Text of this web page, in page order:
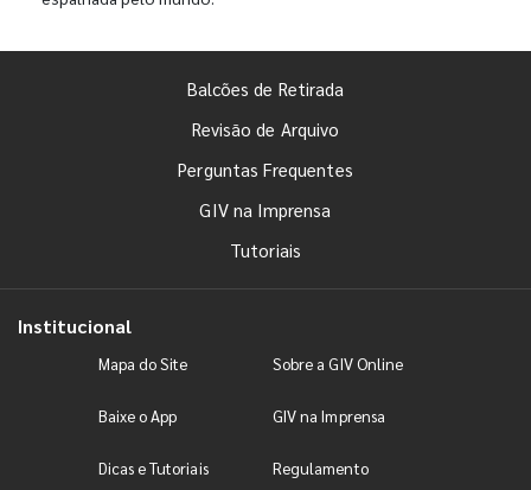
Balcões de Retirada
Revisão de Arquivo
Perguntas Frequentes
GIV na Imprensa
Tutoriais
Institucional
Mapa do Site Sobre a GIV Online
Baixe o App GIV na Imprensa
Dicas e Tutoriais Regulamento